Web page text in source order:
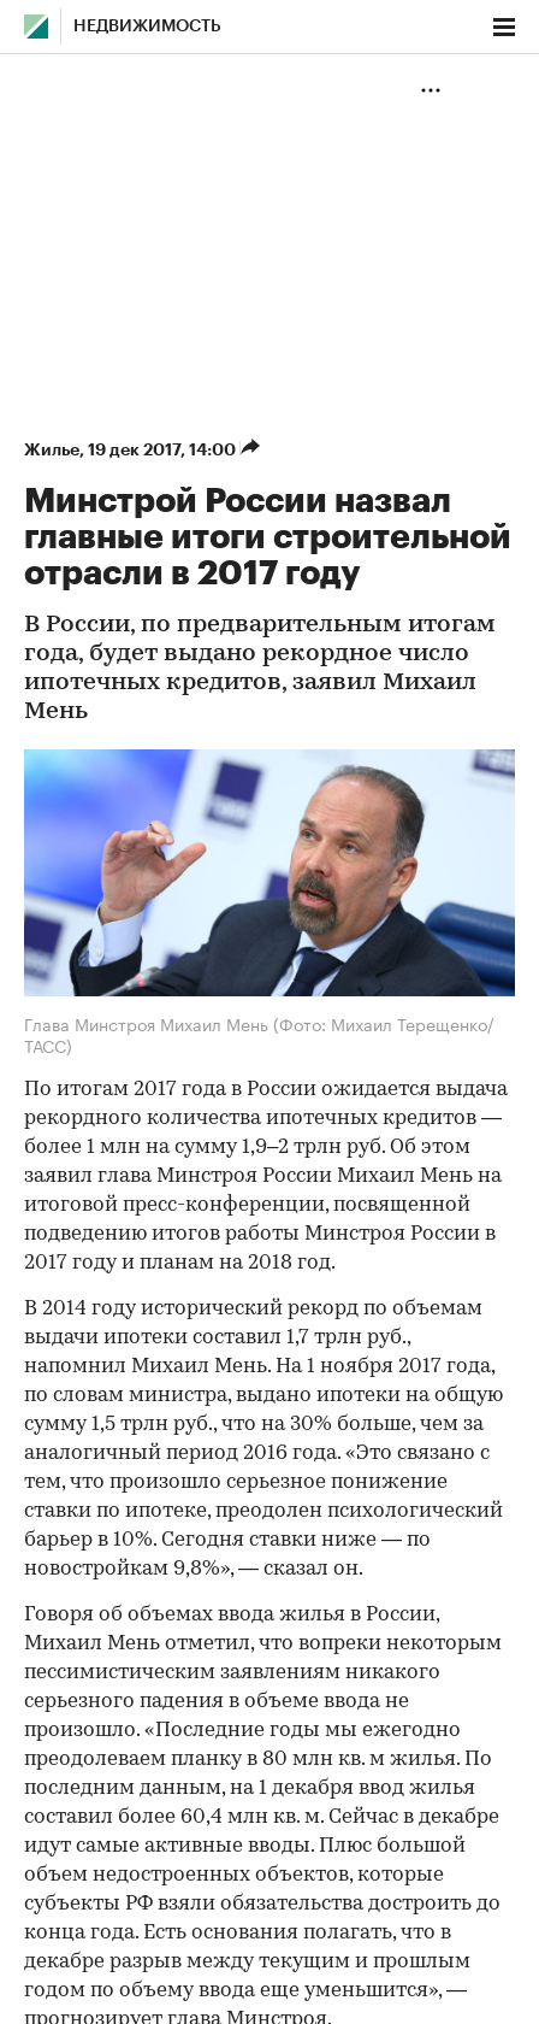
НЕДВИЖИМОСТЬ
Жилье⁠, 19 дек 2017, 14:00
Минстрой России назвал
главные итоги строительной
отрасли в 2017 году
В России, по предварительным итогам
года, будет выдано рекордное число
ипотечных кредитов, заявил Михаил
Мень
Глава Минстроя Михаил Мень (Фото: Михаил Терещенко/
ТАСС)
По итогам 2017 года в России ожидается выдача
рекордного количества ипотечных кредитов —
более 1 млн на сумму 1,9–2 трлн руб. Об этом
заявил глава Минстроя России Михаил Мень на
итоговой пресс-конференции, посвященной
подведению итогов работы Минстроя России в
2017 году и планам на 2018 год.
В 2014 году исторический рекорд по объемам
выдачи ипотеки составил 1,7 трлн руб.,
напомнил Михаил Мень. На 1 ноября 2017 года,
по словам министра, выдано ипотеки на общую
сумму 1,5 трлн руб., что на 30% больше, чем за
аналогичный период 2016 года. «Это связано с
тем, что произошло серьезное понижение
ставки по ипотеке, преодолен психологический
барьер в 10%. Сегодня ставки ниже — по
новостройкам 9,8%», — сказал он.
Говоря об объемах ввода жилья в России,
Михаил Мень отметил, что вопреки некоторым
пессимистическим заявлениям никакого
серьезного падения в объеме ввода не
произошло. «Последние годы мы ежегодно
преодолеваем планку в 80 млн кв. м жилья. По
последним данным, на 1 декабря ввод жилья
составил более 60,4 млн кв. м. Сейчас в декабре
идут самые активные вводы. Плюс большой
объем недостроенных объектов, которые
субъекты РФ взяли обязательства достроить до
конца года. Есть основания полагать, что в
декабре разрыв между текущим и прошлым
годом по объему ввода еще уменьшится», —
прогнозирует глава Минстроя.